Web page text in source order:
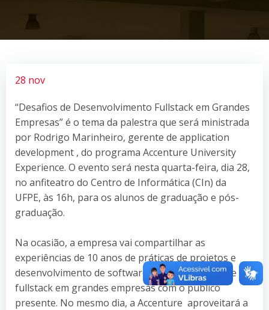
28 nov
“Desafios de Desenvolvimento Fullstack em Grandes
Empresas” é o tema da palestra que será ministrada
por Rodrigo Marinheiro, gerente de application
development , do programa Accenture University
Experience. O evento será nesta quarta-feira, dia 28,
no anfiteatro do Centro de Informática (CIn) da
UFPE, às 16h, para os alunos de graduação e pós-
graduação.
Na ocasião, a empresa vai compartilhar as
experiências de 10 anos de práticas de projetos e
desenvolvimento de softwares e conversar sobre
fullstack em grandes empresas com o público
presente. No mesmo dia, a Accenture aproveitará a